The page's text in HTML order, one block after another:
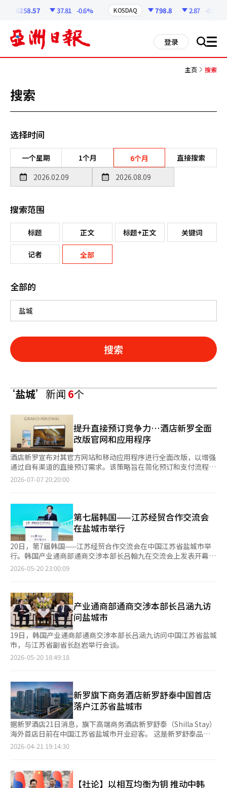
6258.57 37.81 -0.6% KOSDAQ 798.8 2.87 -0.36%
登录 搜 all
主页 搜索
搜索
选择时间
一个星期 1个月 6个月 直接搜索
搜索范围
标题 正文 标题+正文 关键词
记者 全部
全部的
搜索
‘盐城’新闻6个
提升直接预订竞争力…酒店新罗全面
改版官网和应用程序
酒店新罗宣布对其官方网站和移动应用程序进行全面改版，以增强
通过自有渠道的直接预订需求。该策略旨在简化预订和支付流程，
同时加强会员专属产品和地方旅游内容，以区别于在线旅游代理商
旅行信息的探索，客户的操作流程得到了整合，提高了使用便利
的“价格日历”和可通过最少点击完成预订的“综合预订栏”。此
外，为了减少入住当天在前台的等待时间，还增加了提前支付客房
费用的功能。 酒店新罗还新设了“体验（Experiences）”专区，
客户可以规划酒店住宿和周边旅游。该专区介绍各酒店运营的体验
项目、附近的旅游景点和地方特色活动，方便客户在预订客房后，
无需寻找其他旅游平台即可准备当地行程。 针对新罗奖励会员，
S”将从原有的两个等级细分为三个等级，并扩大各等级的优惠。
通过提供仅在官方渠道可享受的价格和会员优惠，酒店新罗希望增
加回头客。 此次改版的核心是构建直观的用户体验（UX）和超越
住宿的“旅行体验扩展”。随着不通过OTA而直接与酒店交易以减
少流通佣金的D2C（直接面向消费者）趋势的兴起，酒店新罗也进
行战略性调整，以提升自有渠道的核心竞争力。 为庆祝官网和应
用程序的改版，酒店新罗将于8月31日前开展“盛大改版”促销活
动。客户在官方渠道预订客房并完成入住后，将有机会通过抽奖获
的住宿券包括首尔·济州新罗酒店和新罗单品江陵·岘港·西安，
以及国内新罗酒店和中国盐城店等。酒店新罗还为在官网改版期待
中留言的客户准备了新付费会员“新罗S签名”赠送活动。同时，
改版纪念套餐也将销售，客户在计算会员等级时，住宿次数将被双
倍计算。 酒店新罗相关人士表示：“此次改版是为了提高客户便
利性，同时增强官方渠道的竞争力。”并表示：“未来，我们还将
基于官方渠道持续扩大高端服务和客户定制体验。”※ 本报道经
人工智能（AI）系统翻译与编辑。
2026-07-07 20:20:00
第七届韩国——江苏经贸合作交流会
在盐城市举行
20日，第7届韩国——江苏经贸合作交流会在中国江苏省盐城市举
行。韩国产业通商部通商交涉本部长吕翰九在交流会上发表开幕
词。
2026-05-20 23:00:09
产业通商部通商交涉本部长吕涵九访
问盐城市
19日，韩国产业通商部通商交涉本部长吕涵九访问中国江苏省盐城
市，与江苏省副省长赵岩举行会谈。
2026-05-20 18:49:18
新罗旗下商务酒店新罗舒泰中国首店
落户江苏省盐城市
据新罗酒店21日消息，旗下高端商务酒店新罗舒泰（Shilla Stay）
海外首店日前在中国江苏省盐城市开业迎客。 这是新罗舒泰品牌
首次走出韩国市场，新罗舒泰盐城拥有223家客房、配套多样化设
园”将集中展示韩国酒店品牌在餐饮服务方面的竞争力，为当地消
费者及韩国赴华旅客提供更具差异化的餐饮体验。 新罗舒泰酒店
2026-04-21 19:14:30
【社论】以相互均衡为钥 推动中韩